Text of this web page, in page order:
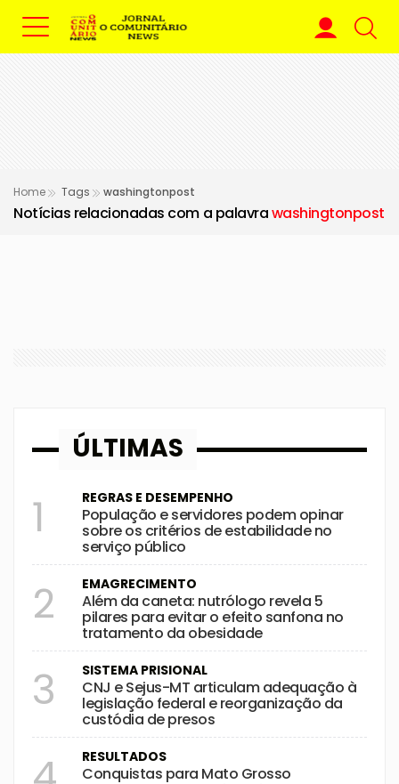
Home Tags washingtonpost
Notícias relacionadas com a palavrawashingtonpost
ÚLTIMAS
1 REGRAS E DESEMPENHO
População e servidores podem opinar
sobre os critérios de estabilidade no
serviço público
2 EMAGRECIMENTO
Além da caneta: nutrólogo revela 5
pilares para evitar o efeito sanfona no
tratamento da obesidade
3 SISTEMA PRISIONAL
CNJ e Sejus-MT articulam adequação à
legislação federal e reorganização da
custódia de presos
RESULTADOS
Conquistas para Mato Grosso